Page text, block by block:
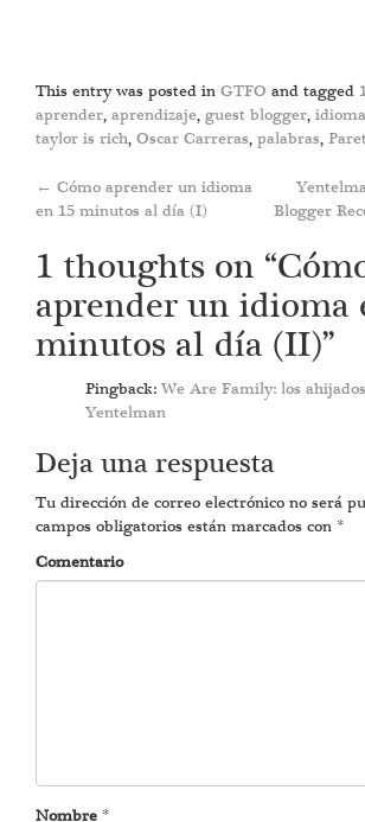
This entry was posted in GTFO and tagged
aprender, aprendizaje, guest blogger, idioma
taylor is rich, Oscar Carreras, palabras,
Post
navigation
← Cómo aprender un idioma
en 15 minutos al día (I)
Blogger
1 thoughts on “
aprender un idioma
minutos al día (II)”
Pingback: We Are Family: los
Yentelman
Deja una respuesta
Tu dirección de correo electrónico no será
campos obligatorios están marcados con *
Comentario
Nombre *